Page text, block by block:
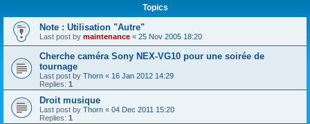
Topics
Note : Utilisation "Autre"
Last post by maintenance « 25 Nov 2005 18:20
Cherche caméra Sony NEX-VG10 pour une soirée de
tournage
Last post by Thorn « 16 Jan 2012 14:29
Replies: 1
Droit musique
Last post by Thorn « 04 Dec 2011 15:20
Replies: 1